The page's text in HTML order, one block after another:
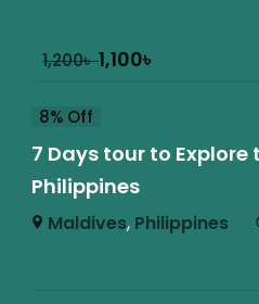
1,200৳1,100৳
8% Off
7 Days tour to Explore
Philippines
Maldives, Philippines